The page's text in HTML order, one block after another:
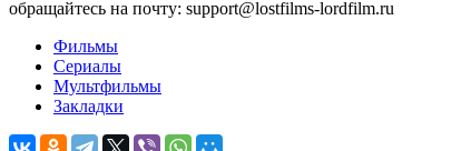
обращайтесь на почту: support@lostfilms-lordfilm.ru
Фильмы
Сериалы
Мультфильмы
Закладки